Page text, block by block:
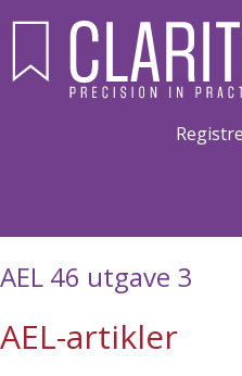
AEL 46 utgave 3
AEL-artikler